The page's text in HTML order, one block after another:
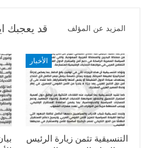
قد يعجبك المزيد عن المؤلف
الأخبار
التنسيقية تثمن زيارة الرئيس